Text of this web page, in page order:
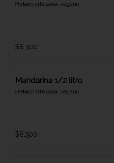
Helado artesanal vegano
$8.300
Mandarina 1/2 litro
Helado artesanal vegano
$8.500